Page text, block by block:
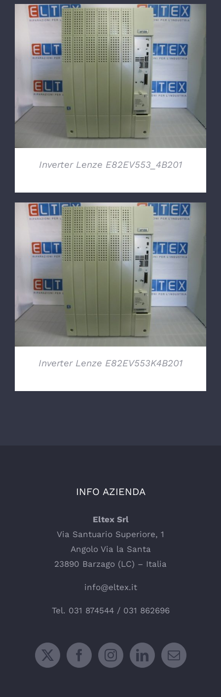
Inverter Lenze E82EV553_4B201
Inverter Lenze E82EV553K4B201
INFO AZIENDA
Eltex Srl
Via Santuario Superiore, 1
Angolo Via la Santa
23890 Barzago (LC) – Italia
info@eltex.it
Tel. 031 874544/ 031 862696